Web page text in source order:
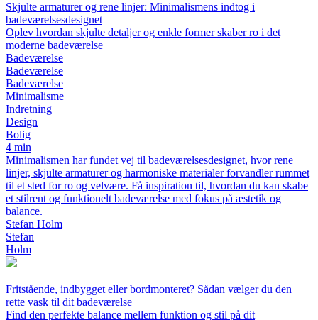
Skjulte armaturer og rene linjer: Minimalismens indtog i
badeværelsesdesignet
Oplev hvordan skjulte detaljer og enkle former skaber ro i det
moderne badeværelse
Badeværelse
Badeværelse
Badeværelse
Minimalisme
Indretning
Design
Bolig
4 min
Minimalismen har fundet vej til badeværelsesdesignet, hvor rene
linjer, skjulte armaturer og harmoniske materialer forvandler rummet
til et sted for ro og velvære. Få inspiration til, hvordan du kan skabe
et stilrent og funktionelt badeværelse med fokus på æstetik og
balance.
Stefan Holm
Stefan
Holm
Fritstående, indbygget eller bordmonteret? Sådan vælger du den
rette vask til dit badeværelse
Find den perfekte balance mellem funktion og stil på dit